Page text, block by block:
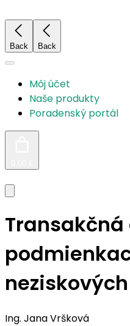
na
obsah
Back Back
Môj účet
Naše produkty
Poradenský portál
Transakčná
Ing. Jana Vršková